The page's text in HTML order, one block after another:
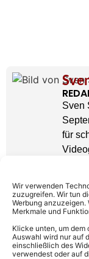
Wir verwenden
zuzugreifen. Wir tun
Werbung
Merkmale und
Klicke unten, um
Auswahl wird nur auf
einschließlich des
verwendest oder auf
Sven
für
»